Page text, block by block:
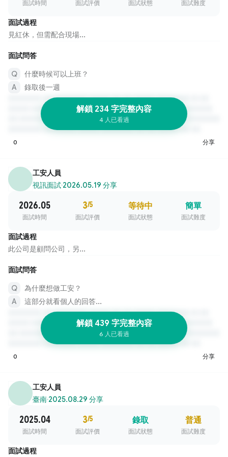
面試時間 面試評價 面試狀態 面試難度
面試過程
見紅休，但需配合現場...
面試問答
什麼時候可以上班？
錄取後一週
解鎖 234 字完整內容
4 人已看過
0 分享
工安人員
視訊面試·2026.05.19 分享
2026.05
面試時間
3/5
面試評價
等待中
面試狀態
簡單
面試難度
面試過程
此公司是顧問公司，另...
面試問答
為什麼想做工安？
這部分就看個人的回答...
解鎖 439 字完整內容
6 人已看過
0 分享
工安人員
臺南·2025.08.29 分享
2025.04
面試時間
3/5
面試評價
錄取
面試狀態
普通
面試難度
面試過程